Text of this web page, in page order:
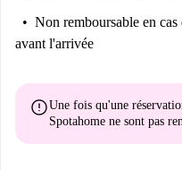
Non remboursable en
avant l'arrivée
errorUne fois qu'une
Spotahome ne sont pas